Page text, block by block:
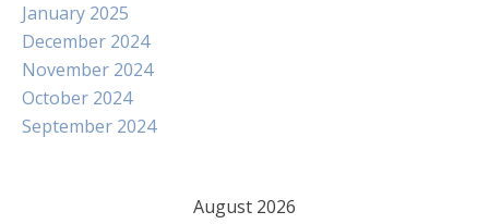
January 2025
December 2024
November 2024
October 2024
September 2024
August 2026